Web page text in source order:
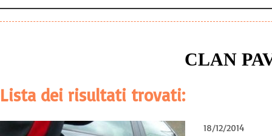
CLAN
Lista dei risultati trovati:
18/12/2014